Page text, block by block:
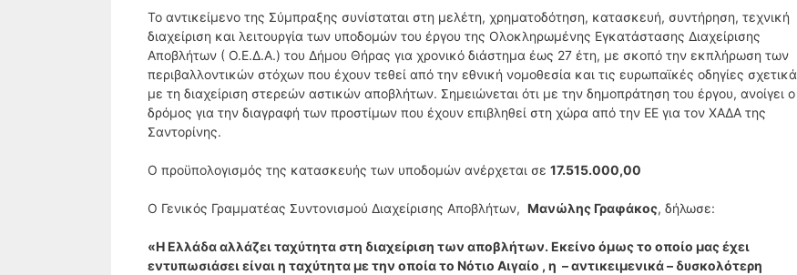
Το αντικείμενο της Σύμπραξης συνίσταται στη μελέτη, χρηματοδότηση, κατασκευή, συντήρηση, τεχνική
διαχείριση και λειτουργία των υποδομών του έργου της Ολοκληρωμένης Εγκατάστασης Διαχείρισης
Αποβλήτων ( Ο.Ε.Δ.Α.) του Δήμου Θήρας για χρονικό διάστημα έως 27 έτη, με σκοπό την εκπλήρωση των
περιβαλλοντικών στόχων που έχουν τεθεί από την εθνική νομοθεσία και τις ευρωπαϊκές οδηγίες σχετικά
με τη διαχείριση στερεών αστικών αποβλήτων. Σημειώνεται ότι με την δημοπράτηση του έργου, ανοίγει ο
δρόμος για την διαγραφή των προστίμων που έχουν επιβληθεί στη χώρα από την ΕΕ για τον ΧΑΔΑ της
Σαντορίνης.
Ο προϋπολογισμός της κατασκευής των υποδομών ανέρχεται σε 17.515.000,00
Ο Γενικός Γραμματέας Συντονισμού Διαχείρισης Αποβλήτων, Μανώλης Γραφάκος, δήλωσε:
«Η Ελλάδα αλλάζει ταχύτητα στη διαχείριση των αποβλήτων. Εκείνο όμως το οποίο μας έχει
εντυπωσιάσει είναι η ταχύτητα με την οποία το Νότιο Αιγαίο , η – αντικειμενικά – δυσκολότερη